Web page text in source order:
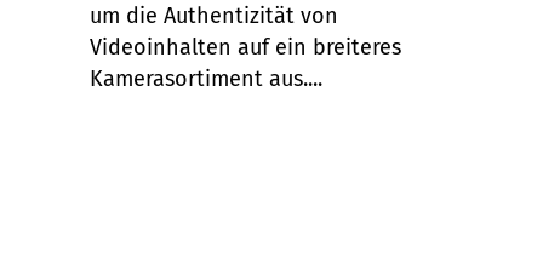
um die Authentizität von
Videoinhalten auf ein breiteres
Kamerasortiment aus....